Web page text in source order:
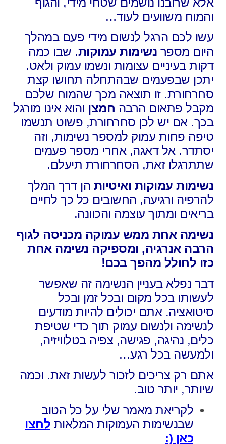
והמוח משוועים לעוד…
עשו לכם הרגל לנשום מידי פעם במהלך
היום מספר נשימות עמוקות. שבו כמה
דקות בעיניים עצומות ונשמו עמוק ולאט.
יתכן שבפעמים שבהתחלה תחושו קצת
סחרחורת. זו תוצאה מכך שהמוח שלכם
מקבל פתאום הרבה חמצן והוא אינו מורגל
בכך. אם יש לכן סחרחורת, פשוט תנשמו
טיפה פחות עמוק למספר נשימות, וזה
יסתדר. אל דאגה, אחרי מספר פעמים
שתתרגלו זאת, הסחרחורת תיעלם.
נשימות עמוקות ואיטיות הן דרך המלך
להרפיה ורגיעה, החשובים כל כך לחיים
בריאים ומתוך עוצמה והכוונה.
נשימה אחת ממש עמוקה מכניסה לגוף
הרבה אנרגיה, ומספיקה נשימה אחת
כזו לחולל מהפך בכם!
דבר נפלא בעניין הנשימה זה שאפשר
לעשותו בכל מקום ובכל זמן ובכל
סיטואציה. אתם יכולים להיות מודעים
לנשימה ולנשום עמוק תוך כדי שטיפת
כלים, נהיגה, פגישה, צפיה בטלוויזיה,
ולמעשה בכל רגע…
אתם רק צריכים לזכור לעשות זאת. וכמה
שיותר, יותר טוב.
לקריאת מאמר שלי על כל הטוב
שבנשימות העמוקות המלאות לחצו
כאן (: